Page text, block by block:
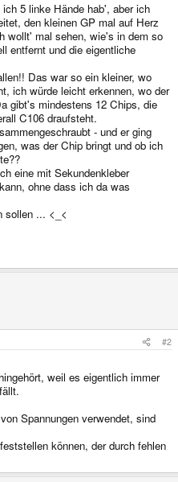
5 linke Hände hab', aber ich
den kleinen GP mal auf Herz
wollt' mal sehen, wie's in dem so
entfernt und die eigentliche
Das war so ein kleiner, wo
ich würde leicht erkennen, wo der
gibt's mindestens 12 Chips, die
C106 draufsteht.
- und er ging
was der Chip bringt und ob ich
eine mit Sekundenkleber
ohne dass ich da was
sollen ... <_<
#2
weil es eigentlich immer
Spannungen verwendet, sind
können, der durch fehlen